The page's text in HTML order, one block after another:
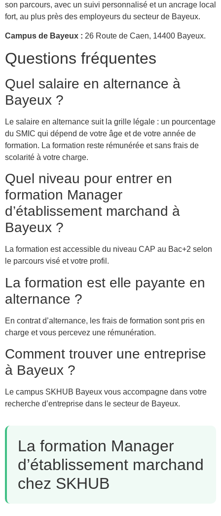
son parcours, avec un suivi personnalisé et un ancrage local
fort, au plus près des employeurs du secteur de Bayeux.
Campus de Bayeux : 26 Route de Caen, 14400 Bayeux.
Questions fréquentes
Quel salaire en alternance à
Bayeux ?
Le salaire en alternance suit la grille légale : un pourcentage
du SMIC qui dépend de votre âge et de votre année de
formation. La formation reste rémunérée et sans frais de
scolarité à votre charge.
Quel niveau pour entrer en
formation Manager
d’établissement marchand à
Bayeux ?
La formation est accessible du niveau CAP au Bac+2 selon
le parcours visé et votre profil.
La formation est elle payante en
alternance ?
En contrat d’alternance, les frais de formation sont pris en
charge et vous percevez une rémunération.
Comment trouver une entreprise
à Bayeux ?
Le campus SKHUB Bayeux vous accompagne dans votre
recherche d’entreprise dans le secteur de Bayeux.
La formation Manager
d’établissement marchand
chez SKHUB